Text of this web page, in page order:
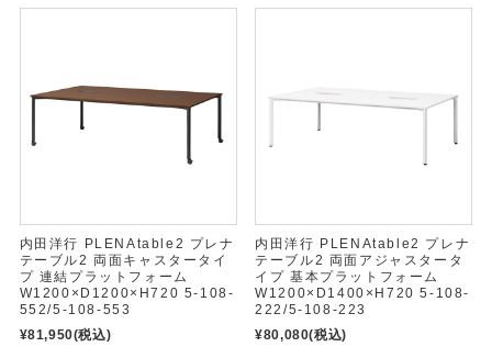
内田洋行 PLENAtable2 プレナ
テーブル2 両面キャスタータイ
プ 連結プラットフォーム
W1200×D1200×H720 5-108-
552/5-108-553
¥81,950(税込)
内田洋行 PLENAtable2 プレナ
テーブル2 両面アジャスタータ
イプ 基本プラットフォーム
W1200×D1400×H720 5-108-
222/5-108-223
¥80,080(税込)